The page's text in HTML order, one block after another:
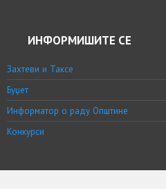
ИНФОРМИШИТЕ СЕ
Захтеви и Таксе
Буџет
Информатор о раду Општине
Конкурси